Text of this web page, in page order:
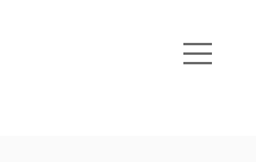
menüyü
aç